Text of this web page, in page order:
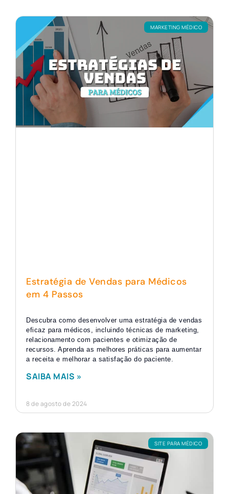
MARKETING MÉDICO
Estratégia de Vendas para Médicos
em 4 Passos
Descubra como desenvolver uma estratégia de vendas
eficaz para médicos, incluindo técnicas de marketing,
relacionamento com pacientes e otimização de
recursos. Aprenda as melhores práticas para aumentar
a receita e melhorar a satisfação do paciente.
SAIBA MAIS »
8 de agosto de 2024
SITE PARA MÉDICO